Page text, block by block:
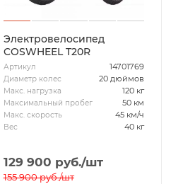
Электровелосипед
COSWHEEL T20R
Артикул 14701769
Диаметр колес 20 дюймов
Макс. нагрузка 120 кг
Максимальный пробег 50 км
Макс. скорость 45 км/ч
Вес 40 кг
129 900 руб./шт
155 900руб./шт